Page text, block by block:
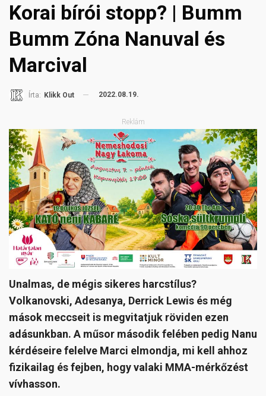
Korai bírói stopp? | Bumm
Bumm Zóna Nanuval és
Marcival
Írta: Klikk Out 2022.08.19.
Reklám
Unalmas, de mégis sikeres harcstílus?
Volkanovski, Adesanya, Derrick Lewis és még
mások meccseit is megvitatjuk röviden ezen
adásunkban. A műsor második felében pedig Nanu
kérdéseire felelve Marci elmondja, mi kell ahhoz
fizikailag és fejben, hogy valaki MMA-mérkőzést
vívhasson.